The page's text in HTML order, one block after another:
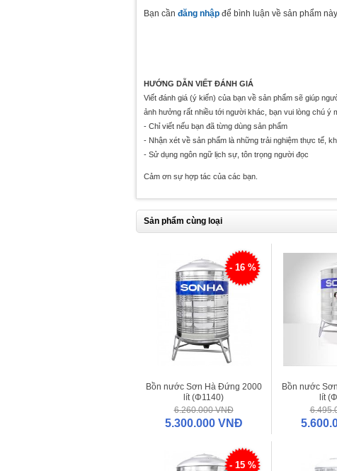
Bạn cần đăng nhập để bình luận về sản phẩm
HƯỚNG DẪN VIẾT ĐÁNH GIÁ
Viết đánh giá (ý kiến) của bạn về sản phẩm sẽ giúp
ảnh hưởng rất nhiều tới người khác, bạn vui lòng chú ý
- Chỉ viết nếu bạn đã từng dùng sản phẩm
- Nhận xét về sản phẩm là những trải nghiệm thực tế,
- Sử dụng ngôn ngữ lịch sự, tôn trọng người đọc
Cảm ơn sự hợp tác của các bạn.
Sản phẩm cùng loại
- 16 %
Bồn nước Sơn Hà Đứng 2000
lít (Φ1140)
6.260.000 VNĐ
5.300.000 VNĐ
Bồn nước
lít
- 15 %